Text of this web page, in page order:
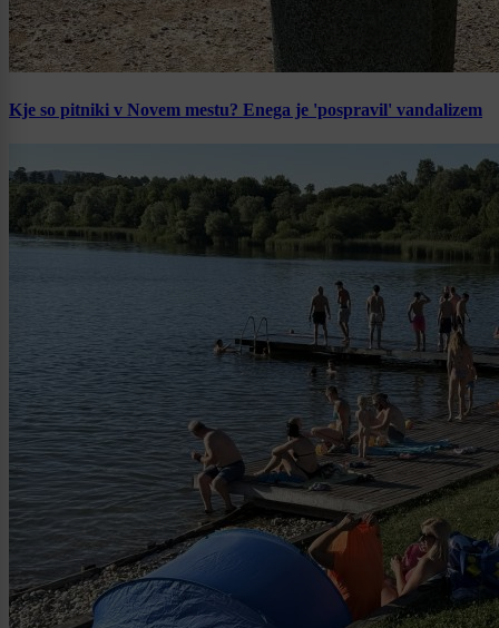
Kje so pitniki v Novem mestu? Enega je 'pospravil' vandalizem